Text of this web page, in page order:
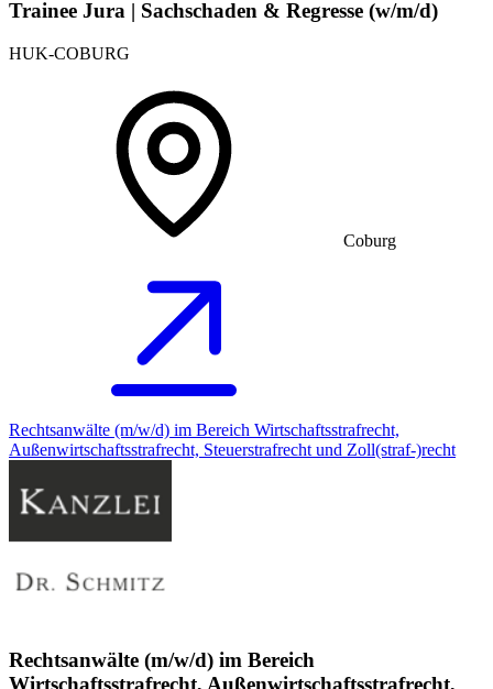
Trainee Jura | Sachschaden & Regresse (w/m/d)
HUK-COBURG
Coburg
Rechtsanwälte (m/w/d) im Bereich Wirtschaftsstrafrecht,
Außenwirtschaftsstrafrecht, Steuerstrafrecht und Zoll(straf-)recht
Rechtsanwälte (m/w/d) im Bereich
Wirtschaftsstrafrecht, Außenwirtschaftsstrafrecht,